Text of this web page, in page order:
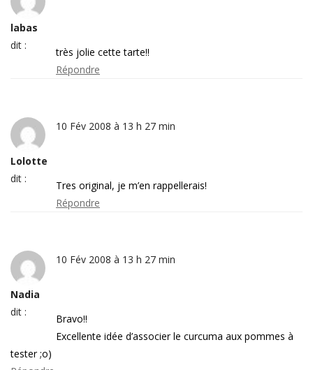
labas
dit :
très jolie cette tarte!!
Répondre
Lolotte
dit :
10 Fév 2008 à 13 h 27 min
Tres original, je m’en rappellerais!
Répondre
Nadia
dit :
10 Fév 2008 à 13 h 27 min
Bravo!!
Excellente idée d’associer le curcuma aux pommes à
tester ;o)